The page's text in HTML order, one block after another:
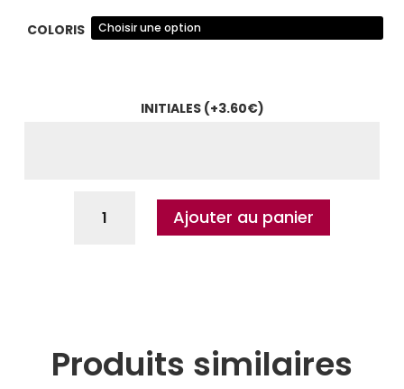
COLORIS
INITIALES (+3.60€)
Ajouter au panier
Produits similaires